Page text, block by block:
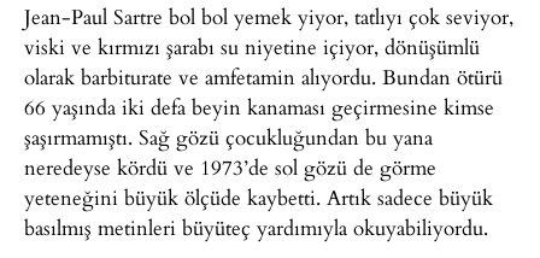
Jean-Paul Sartre bol bol yemek yiyor, tatlıyı çok seviyor,
viski ve kırmızı şarabı su niyetine içiyor, dönüşümlü
olarak barbiturate ve amfetamin alıyordu. Bundan ötürü
66 yaşında iki defa beyin kanaması geçirmesine kimse
şaşırmamıştı. Sağ gözü çocukluğundan bu yana
neredeyse kördü ve 1973’de sol gözü de görme
yeteneğini büyük ölçüde kaybetti. Artık sadece büyük
basılmış metinleri büyüteç yardımıyla okuyabiliyordu.